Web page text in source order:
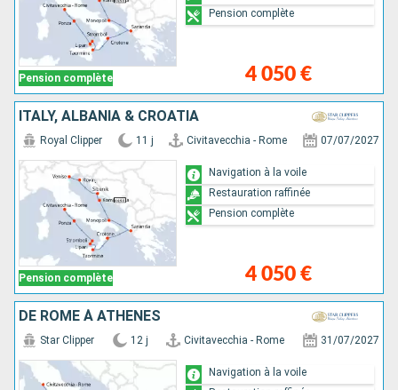
Pension complète 4 050 €
Pension complète
ITALY, ALBANIA & CROATIA
Pension complète
Royal Clipper 11 j Civitavecchia - Rome 07/07/2027
4 050 €
Navigation à la voile
Restauration raffinée
Pension complète
DE ROME À ATHÈNES
Star Clipper 12 j Civitavecchia - Rome 31/07/2027
Navigation à la voile